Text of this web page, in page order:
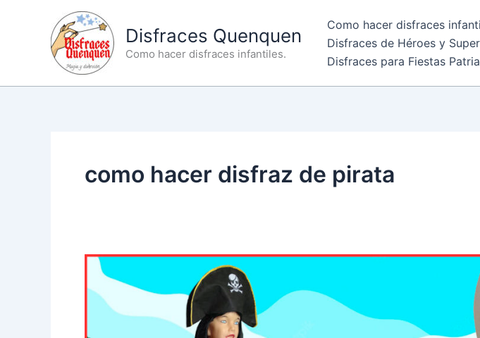
contenido
Disfraces Quenquen
Como hacer disfraces infantiles.
Como hacer disfraces
Disfraces de Héroes y
Disfraces para Fiestas
como hacer disfraz de pirata